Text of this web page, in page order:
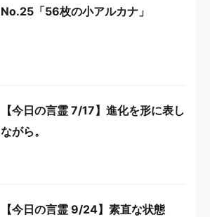
No.25「56枚の小アルカナ」
【今日の言霊 7/17】進化を形に表し
ながら。
【今日の言霊 9/24】素直な状態